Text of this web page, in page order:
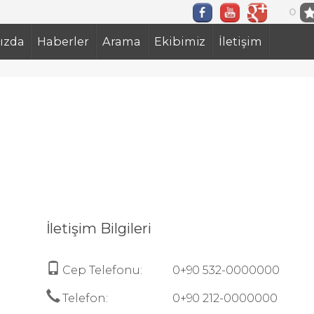
0
Haberler Arama Ekibimiz İletişim
İletişim Bilgileri
Cep Telefonu: 0+90 532-0000000
Telefon: 0+90 212-0000000